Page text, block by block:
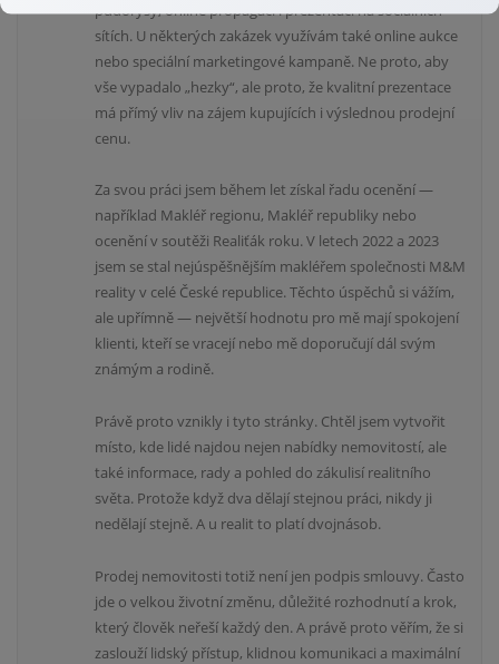
půdorysy, online propagaci i prezentaci na sociálních
sítích. U některých zakázek využívám také online aukce
nebo speciální marketingové kampaně. Ne proto, aby
vše vypadalo „hezky“, ale proto, že kvalitní prezentace
má přímý vliv na zájem kupujících i výslednou prodejní
cenu.
Za svou práci jsem během let získal řadu ocenění —
například Makléř regionu, Makléř republiky nebo
ocenění v soutěži Realiťák roku. V letech 2022 a 2023
jsem se stal nejúspěšnějším makléřem společnosti M&M
reality v celé České republice. Těchto úspěchů si vážím,
ale upřímně — největší hodnotu pro mě mají spokojení
klienti, kteří se vracejí nebo mě doporučují dál svým
známým a rodině.
Právě proto vznikly i tyto stránky. Chtěl jsem vytvořit
místo, kde lidé najdou nejen nabídky nemovitostí, ale
také informace, rady a pohled do zákulisí realitního
světa. Protože když dva dělají stejnou práci, nikdy ji
nedělají stejně. A u realit to platí dvojnásob.
Prodej nemovitosti totiž není jen podpis smlouvy. Často
jde o velkou životní změnu, důležité rozhodnutí a krok,
který člověk neřeší každý den. A právě proto věřím, že si
zaslouží lidský přístup, klidnou komunikaci a maximální